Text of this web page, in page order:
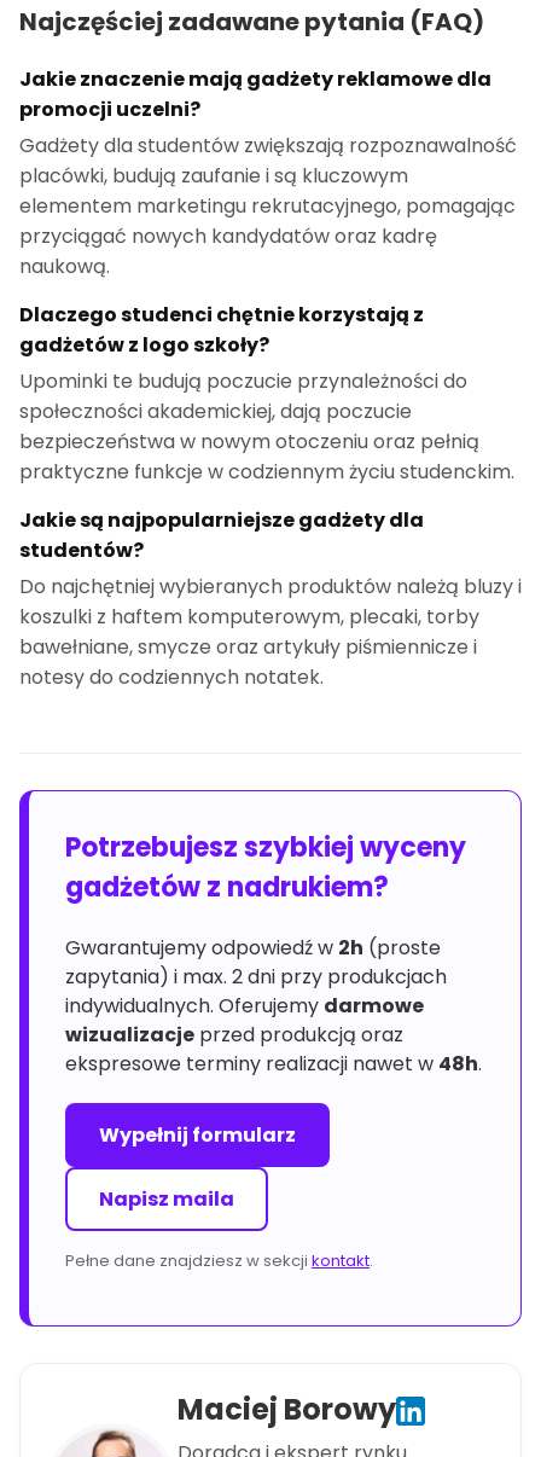
Najczęściej zadawane pytania (FAQ)
Jakie znaczenie mają gadżety reklamowe dla
promocji uczelni?
Gadżety dla studentów zwiększają rozpoznawalność
placówki, budują zaufanie i są kluczowym
elementem marketingu rekrutacyjnego, pomagając
przyciągać nowych kandydatów oraz kadrę
naukową.
Dlaczego studenci chętnie korzystają z
gadżetów z logo szkoły?
Upominki te budują poczucie przynależności do
społeczności akademickiej, dają poczucie
bezpieczeństwa w nowym otoczeniu oraz pełnią
praktyczne funkcje w codziennym życiu studenckim.
Jakie są najpopularniejsze gadżety dla
studentów?
Do najchętniej wybieranych produktów należą bluzy i
koszulki z haftem komputerowym, plecaki, torby
bawełniane, smycze oraz artykuły piśmiennicze i
notesy do codziennych notatek.
Potrzebujesz szybkiej wyceny
gadżetów z nadrukiem?
Gwarantujemy odpowiedź w 2h (proste
zapytania) i max. 2 dni przy produkcjach
indywidualnych. Oferujemy darmowe
wizualizacje przed produkcją oraz
ekspresowe terminy realizacji nawet w 48h.
Wypełnij formularz
Napisz maila
Pełne dane znajdziesz w sekcji kontakt.
Maciej Borowy